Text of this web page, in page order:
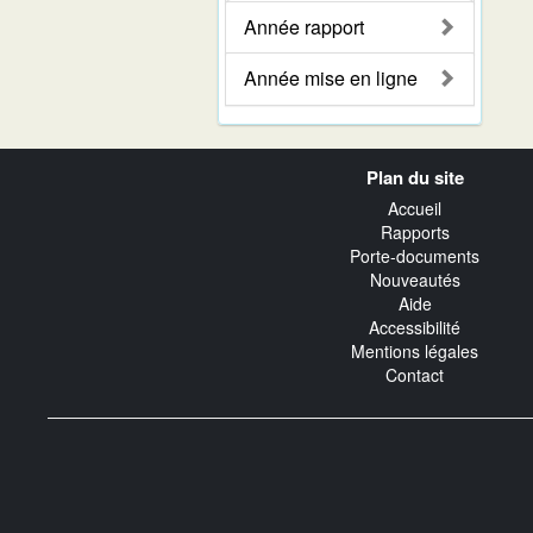
Année rapport
Année mise en ligne
Plan du site
Accueil
Rapports
Porte-documents
Nouveautés
Aide
Accessibilité
Mentions légales
Contact